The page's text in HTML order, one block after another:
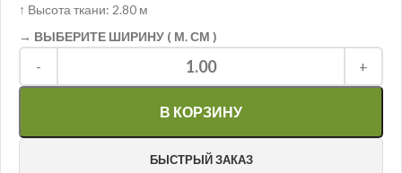
↑ Высота ткани: 2.80 м
→ ВЫБЕРИТЕ ШИРИНУ ( М. СМ )
- +
1.00
В КОРЗИНУ
БЫСТРЫЙ ЗАКАЗ